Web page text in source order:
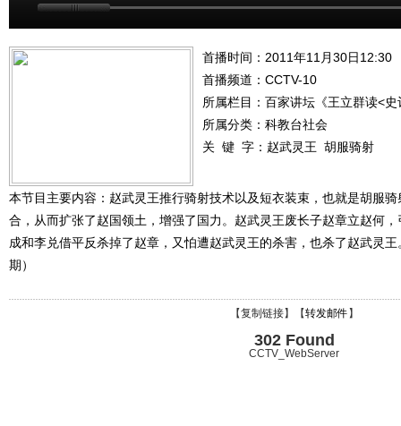
首播时间：2011年11月30日12:30
首播频道： CCTV-10
所属栏目： 百家讲坛《王立群读<
所属分类：科教台社会
关 键 字： 赵武灵王 胡服骑射
本节目主要内容：赵武灵王推行骑射技术以及短衣装束，也就是胡服
合，从而扩张了赵国领土，增强了国力。赵武灵王废长子赵章立赵何
成和李兑借平反杀掉了赵章，又怕遭赵武灵王的杀害，也杀了赵武灵
期）
【复制链接】【转发邮件 】
302 Found
CCTV_WebServer